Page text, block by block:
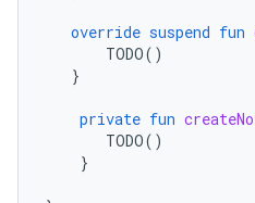
override suspend fun
TODO()
}
private fun
TODO()
}